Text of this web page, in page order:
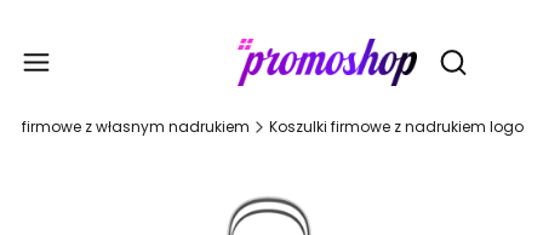
Otwórz
firmowe z własnym nadrukiem Koszulki firmowe z nadrukiem logo